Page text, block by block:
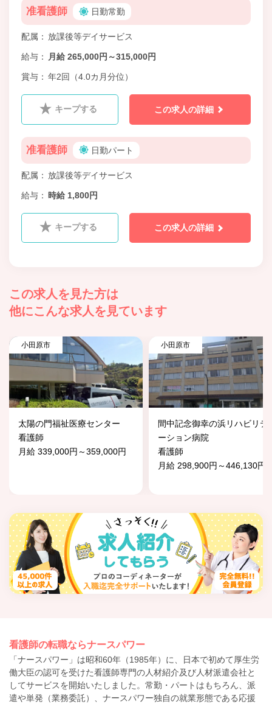
准看護師 日勤常勤
配属 放課後等デイサービス
給与 月給 265,000円～315,000円
賞与 年2回（4.0カ月分位）
キープする この求人の詳細
准看護師 日勤パート
配属 放課後等デイサービス
給与 時給 1,800円
キープする この求人の詳細
この求人を見た方は
他にこんな求人を見ています
小田原市
太陽の門福祉医療センター
看護師
月給 339,000円～359,000円
小田原市
間中記念御幸の浜リハビリテ
ーション病院
看護師
月給 298,900円～446,130円
看護師の転職ならナースパワー
「ナースパワー」は昭和60年（1985年）に、日本で初めて厚生労
働大臣の認可を受けた看護師専門の人材紹介及び人材派遣会社と
してサービスを開始いたしました。常勤・パートはもちろん、派
遣や単発（業務委託）、ナースパワー独自の就業形態である応援